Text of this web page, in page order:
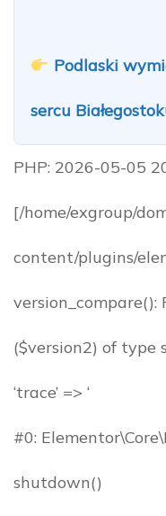
Podlaski
sercu
PHP: 2026-05-05
[/home/exgroup/
content/plugins/
($version2) of type
‘trace’ => ‘
#0:
shutdown()